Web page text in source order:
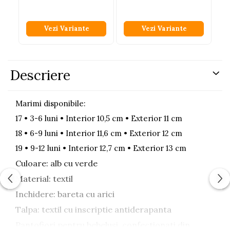
Vezi Variante Vezi Variante
Descriere
Marimi disponibile:
17 • 3-6 luni • Interior 10,5 cm • Exterior 11 cm
18 • 6-9 luni • Interior 11,6 cm • Exterior 12 cm
19 • 9-12 luni • Interior 12,7 cm • Exterior 13 cm
Culoare: alb cu verde
Material: textil
Inchidere: bareta cu arici
Talpa: textil cu inscriptie antiderapanta